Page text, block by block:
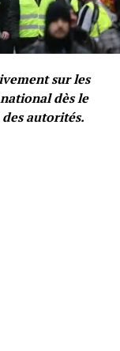
sur les
dès le
autorités.